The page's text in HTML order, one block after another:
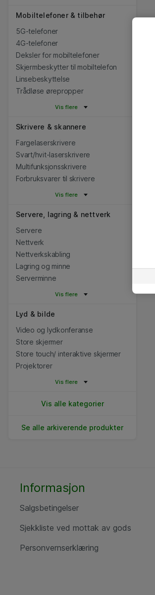
Mobiltelefoner & tilbehør
5G-telefoner
4G-telefoner
Deksler for mobiltelefoner
Skjermbeskytter til mobiltelefon
Linsebeskyttelse
Trådløse ørepropper
Vis flere
Skrivere & skannere
Fargelaserskrivere
Svart/hvit-laserskrivere
Multifunksjonsskrivere
Forbruksvarer til skrivere
Vis flere
Servere, lagring & nettverk
Servere
Nettverk
Nettverkskabling
Lagring og minne
Serverminne
Vis flere
Lyd & bilde
Video og lydkonferanse
Store skjermer
Store touch/ interaktive skjermer
Projektorer
Vis flere
Vis alle kategorier
Se alle arkiverende produkter
Informasjon
Salgsbetingelser
Sjekkliste ved mottak av gods
Personvernserklæring